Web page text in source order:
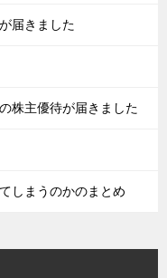
届きました
株主優待が届きました
しまうのかのまとめ